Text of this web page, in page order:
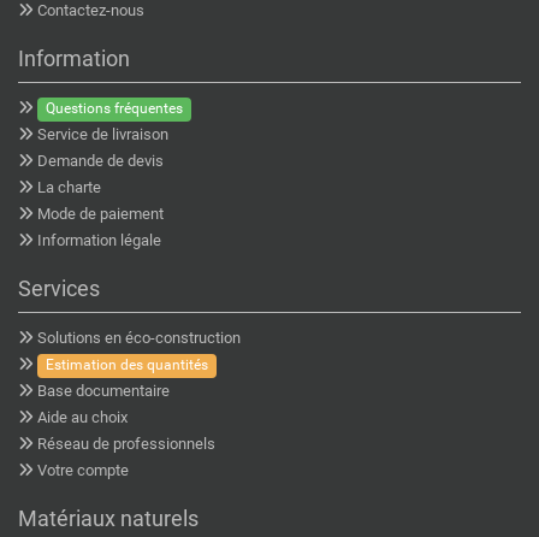
Contactez-nous
Information
Questions fréquentes
Service de livraison
Demande de devis
La charte
Mode de paiement
Information légale
Services
Solutions en éco-construction
Estimation des quantités
Base documentaire
Aide au choix
Réseau de professionnels
Votre compte
Matériaux naturels